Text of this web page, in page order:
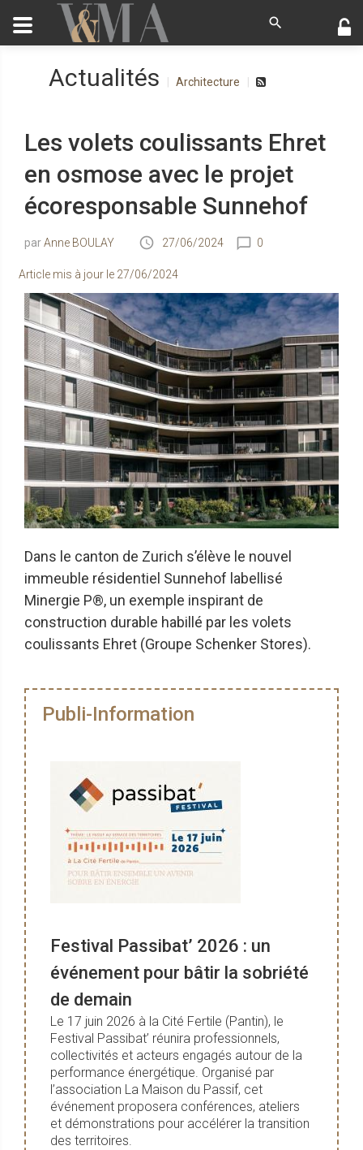
Actualités Architecture
Les volets coulissants Ehret
en osmose avec le projet
écoresponsable Sunnehof
Anne BOULAY 27/06/2024 0
Article mis à jour le 27/06/2024
Dans le canton de Zurich s’élève le nouvel
immeuble résidentiel Sunnehof labellisé
Minergie P®, un exemple inspirant de
construction durable habillé par les volets
coulissants Ehret (Groupe Schenker Stores).
Publi-Information
Festival Passibat’ 2026 : un
événement pour bâtir la sobriété
de demain
Le 17 juin 2026 à la Cité Fertile (Pantin), le
Festival Passibat’ réunira professionnels,
collectivités et acteurs engagés autour de la
performance énergétique. Organisé par
l’association La Maison du Passif, cet
événement proposera conférences, ateliers
et démonstrations pour accélérer la transition
des territoires.